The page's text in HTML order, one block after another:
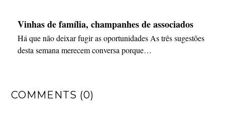
Vinhas de família, champanhes de associados
Há que não deixar fugir as oportunidades As três sugestões
desta semana merecem conversa porque…
COMMENTS (0)